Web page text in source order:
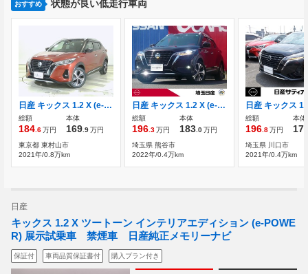
おすすめ 状態が良い低走行車両
日産 キックス 1.2 X (e-POWER) 禁煙車 ワンオーナー プロパイロット
総額
184.6万円
本体
169.9万円
東京都 東村山市
2021年/0.8万km
日産 キックス 1.2 X (e-POWER) 禁煙車 プロパイロット 9インチナビ SOS
総額
196.3万円
本体
183.0万円
埼玉県 熊谷市
2022年/0.4万km
総額
196.8万円
本体
埼玉県 川口市
2021年/0.4万km
日産
キックス 1.2 X ツートーン インテリアエディション (e-POWE
R) 展示試乗車 禁煙車 日産純正メモリーナビ
保証付 車両品質保証書付 購入プラン付き